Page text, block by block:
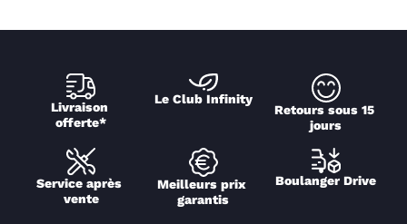
Livraison
offerte*
Le Club Infinity
Retours sous 15
jours
Service après
vente
Meilleurs prix
garantis
Boulanger Drive